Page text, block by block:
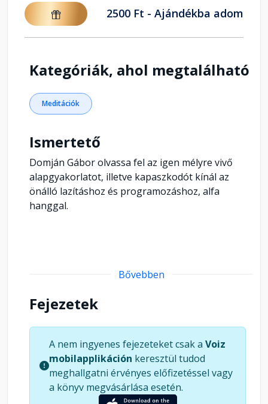
2500 Ft - Ajándékba adom
Kategóriák, ahol megtalálható
Meditációk
Ismertető
Domján Gábor olvassa fel az igen mélyre vivő
alapgyakorlatot, illetve kapaszkodót kínál az
önálló lazításhoz és programozáshoz, alfa
hanggal.
Bővebben
Fejezetek
A nem ingyenes fejezeteket csak a Voiz
mobilapplikáción keresztül tudod
meghallgatni érvényes előfizetéssel vagy
a könyv megvásárlása esetén.